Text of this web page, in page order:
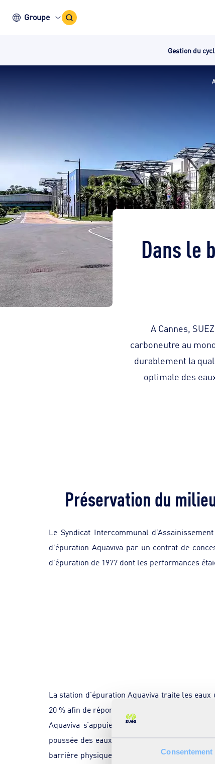
Consentement
Groupe Icône
recherche
Gestion du
Dans le
A Cannes,
carboneutre au
durablement la
optimale des
Préservation du
Le Syndicat Intercommunal
d’épuration Aquaviva par un contrat de
d’épuration de 1977 dont les performances
La station d’épuration Aquaviva traite les
20 % afin de répondre aux variations
Aquaviva s’appuie sur le procédé «
poussée des eaux usées. En effet, les
barrière physique capable de retenir non